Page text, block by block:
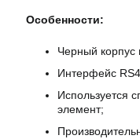
Особенности:
Черный корпус
Интерфейс
Используется
элемент;